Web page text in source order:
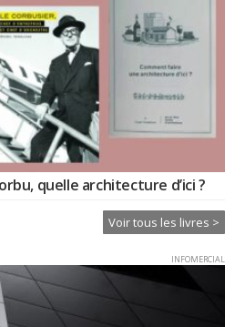
quelle architecture d’ici ?
Voir tous les livres >
INFOMERCIAL